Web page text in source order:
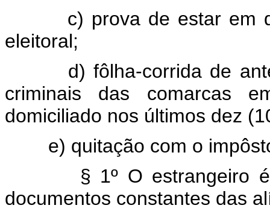
c) prova de estar em dia
eleitoral;
d) fôlha-corrida de
criminais das comarcas
domiciliado nos últimos dez
e) quitação com o
§ 1º O estrangeiro é
documentos constantes das